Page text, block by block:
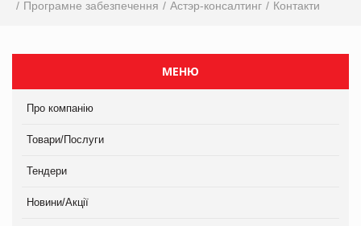
Програмне забезпечення
Астэр-консалтинг Контакти
МЕНЮ
Про компанію
Товари/Послуги
Тендери
Новини/Акції